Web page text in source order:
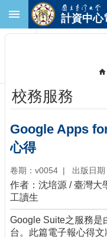
跳到主要內容區塊
首
頁
臺
大
首
計
中
首
計資中心
校務服務
Google Apps
心得
卷期：v0054 出版日
作者：沈培源 /臺灣大
工讀生
Google Suite之服務是
台。此篇電子報心得